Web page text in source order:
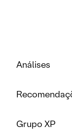
Análises
Grupo XP